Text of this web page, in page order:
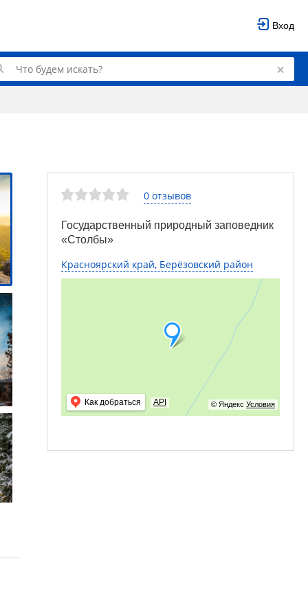
Вход
0 отзывов
Государственный природный заповедник
«Столбы»
Красноярский край, Берёзовский район
© Яндекс Условия
Как добраться API